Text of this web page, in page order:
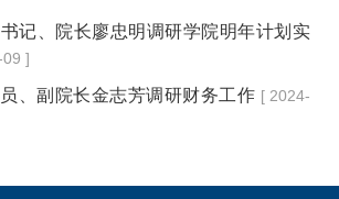
记、院长廖忠明调研学院明年计划实
]
、副院长金志芳调研财务工作 [ 2024-